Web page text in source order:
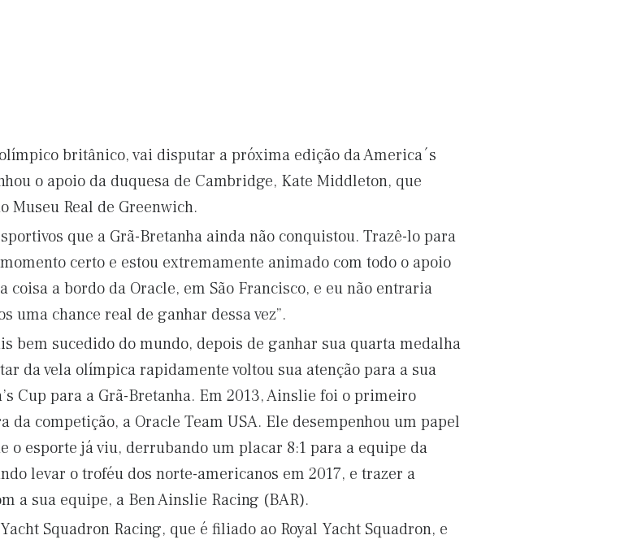
britânico, vai disputar a próxima edição da America´s
o apoio da duquesa de Cambridge, Kate Middleton, que
Museu Real de Greenwich.
que a Grã-Bretanha ainda não conquistou. Trazê-lo para
certo e estou extremamente animado com todo o apoio
a bordo da Oracle, em São Francisco, e eu não entraria
uma chance real de ganhar dessa vez”.
bem sucedido do mundo, depois de ganhar sua quarta medalha
da vela olímpica rapidamente voltou sua atenção para a sua
Cup para a Grã-Bretanha. Em 2013, Ainslie foi o primeiro
competição, a Oracle Team USA. Ele desempenhou um papel
o esporte já viu, derrubando um placar 8:1 para a equipe da
levar o troféu dos norte-americanos em 2017, e trazer a
a sua equipe, a Ben Ainslie Racing (BAR).
Squadron Racing, que é filiado ao Royal Yacht Squadron, e